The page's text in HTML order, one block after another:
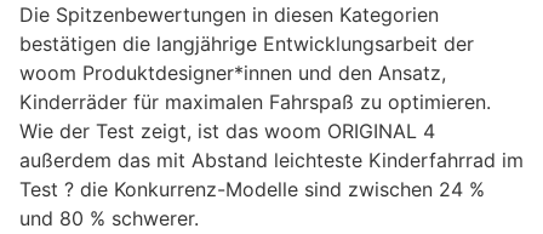
Die Spitzenbewertungen in diesen Kategorien
bestätigen die langjährige Entwicklungsarbeit der
woom Produktdesigner*innen und den Ansatz,
Kinderräder für maximalen Fahrspaß zu optimieren.
Wie der Test zeigt, ist das woom ORIGINAL 4
außerdem das mit Abstand leichteste Kinderfahrrad im
Test ? die Konkurrenz-Modelle sind zwischen 24 %
und 80 % schwerer.